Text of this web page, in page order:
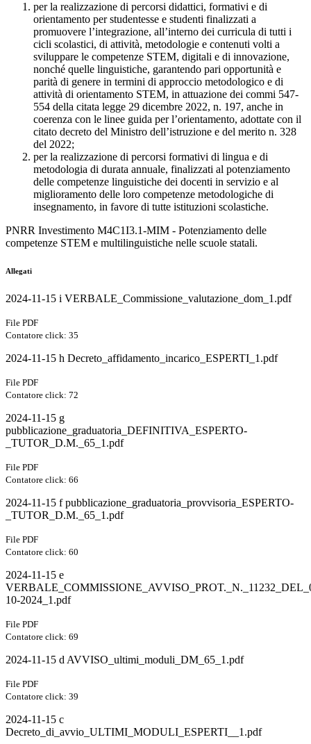
per la realizzazione di percorsi didattici, formativi e di
orientamento per studentesse e studenti finalizzati a
promuovere l’integrazione, all’interno dei curricula di tutti i
cicli scolastici, di attività, metodologie e contenuti volti a
sviluppare le competenze STEM, digitali e di innovazione,
nonché quelle linguistiche, garantendo pari opportunità e
parità di genere in termini di approccio metodologico e di
attività di orientamento STEM, in attuazione dei commi 547-
554 della citata legge 29 dicembre 2022, n. 197, anche in
coerenza con le linee guida per l’orientamento, adottate con il
citato decreto del Ministro dell’istruzione e del merito n. 328
del 2022;
per la realizzazione di percorsi formativi di lingua e di
metodologia di durata annuale, finalizzati al potenziamento
delle competenze linguistiche dei docenti in servizio e al
miglioramento delle loro competenze metodologiche di
insegnamento, in favore di tutte istituzioni scolastiche.
PNRR Investimento M4C1I3.1-MIM - Potenziamento delle
competenze STEM e multilinguistiche nelle scuole statali.
Allegati
2024-11-15 i VERBALE_Commissione_valutazione_dom_1.pdf
File PDF
Contatore click: 35
2024-11-15 h Decreto_affidamento_incarico_ESPERTI_1.pdf
File PDF
Contatore click: 72
2024-11-15 g
pubblicazione_graduatoria_DEFINITIVA_ESPERTO-
_TUTOR_D.M._65_1.pdf
File PDF
Contatore click: 66
2024-11-15 f pubblicazione_graduatoria_provvisoria_ESPERTO-
_TUTOR_D.M._65_1.pdf
File PDF
Contatore click: 60
2024-11-15 e
10-2024_1.pdf
File PDF
Contatore click: 69
2024-11-15 d AVVISO_ultimi_moduli_DM_65_1.pdf
File PDF
Contatore click: 39
2024-11-15 c
Decreto_di_avvio_ULTIMI_MODULI_ESPERTI__1.pdf